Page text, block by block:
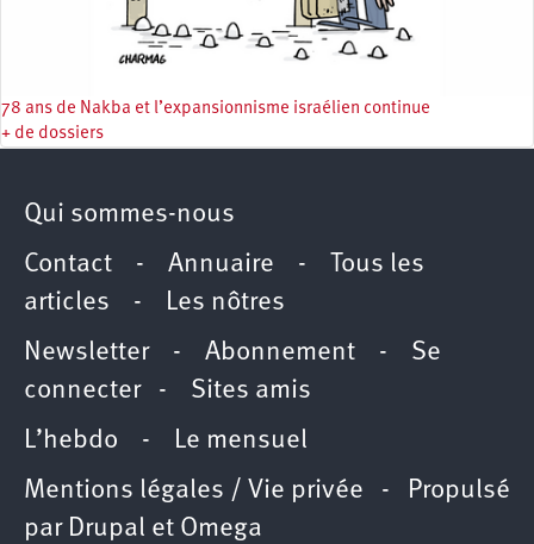
78 ans de Nakba et l’expansionnisme israélien continue
+ de dossiers
Qui sommes-nous
Contact - Annuaire -
Tous les
articles - Les nôtres
Newsletter- Abonnement - Se
connecter- Sites amis
L’hebdo - Le mensuel
Mentions légales / Vie privée - Propulsé
par Drupal et Omega